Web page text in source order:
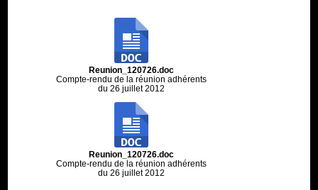
Reunion_120726.doc
Compte-rendu de la réunion adhérents
du 26 juillet 2012
Reunion_120726.doc
Compte-rendu de la réunion adhérents
du 26 juillet 2012